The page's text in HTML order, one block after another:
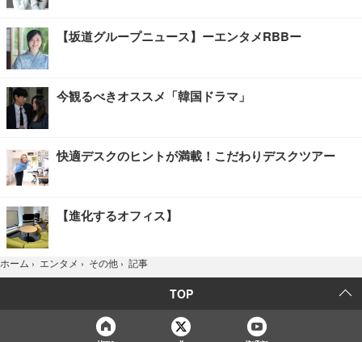
【坂道グループニュース】ーエンタメRBBー
今観るべきオススメ「韓国ドラマ」
快適デスクのヒントが満載！こだわりデスクツアー
【進化するオフィス】
ホーム › エンタメ › その他 › 記事
TOP